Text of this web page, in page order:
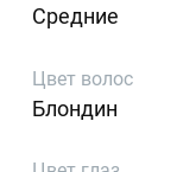
Средние
Цвет волос
Блондин